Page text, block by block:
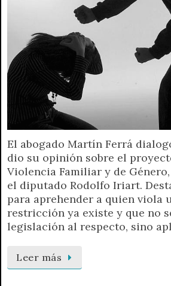
El abogado Martín Ferrá
dio su opinión sobre el
Violencia Familiar y de
el diputado Rodolfo Iriart.
para aprehender a quien viola
restricción ya existe y que no
legislación al respecto, sino
Leer más